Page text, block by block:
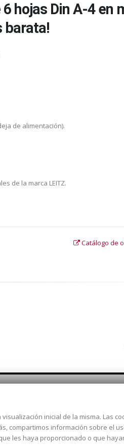
hojas Din A-4 en
barata!
de alimentación).
de la marca LEITZ.
Catálogo de
c/ Cercedilla nº 14, 28925
inicial de la misma. Las
compartimos información sobre el
les haya proporcionado o que